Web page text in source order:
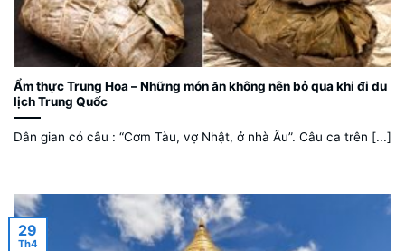
Ẩm thực Trung Hoa – Những món ăn không nên bỏ qua khi đi du
lịch Trung Quốc
Dân gian có câu : “Cơm Tàu, vợ Nhật, ở nhà Âu”. Câu ca trên [...]
29
Th4